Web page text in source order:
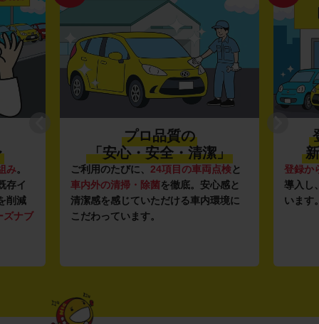
み。
存イ
削減
ズナブ
プロ品質の
「安心・安全・清潔」
ご利用のたびに、 24項目の車両点検と
車内外の清掃・除菌を徹底。安心感と
清潔感を感じていただける車内環境に
こだわっています。
登録か
導入し
います